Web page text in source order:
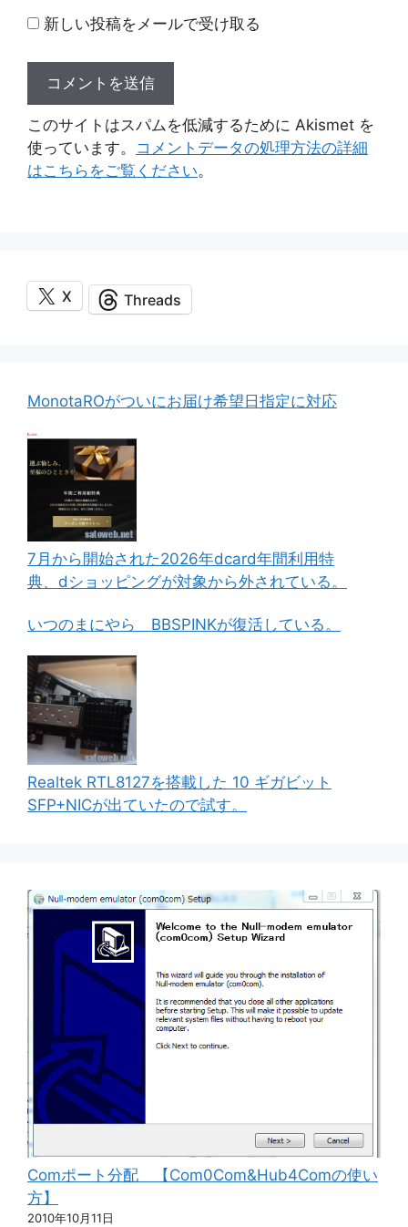
新しい投稿をメールで受け取る
このサイトはスパムを低減するために Akismet を
使っています。 コメントデータの処理方法の詳細
はこちらをご覧ください。
X Threads
MonotaROがついにお届け希望日指定に対応
7月から開始された2026年dcard年間利用特
典、dショッピングが対象から外されている。
いつのまにやら BBSPINKが復活している。
Realtek RTL8127を搭載した 10 ギガビット
SFP+NICが出ていたので試す。
Comポート分配 【Com0Com&Hub4Comの使い
方】
2010年10月11日